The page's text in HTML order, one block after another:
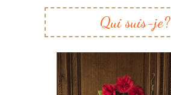
Qui suis-je?